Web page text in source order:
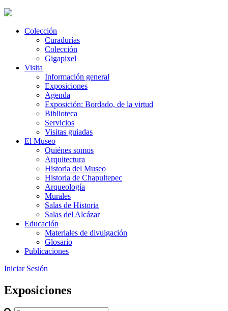
Colección
Curadurías
Colección
Gigapixel
Visita
Información general
Exposiciones
Agenda
Exposición: Bordado, de la virtud
Biblioteca
Servicios
Visitas guiadas
El Museo
Quiénes somos
Arquitectura
Historia del Museo
Historia de Chapultepec
Arqueología
Murales
Salas de Historia
Salas del Alcázar
Educación
Materiales de divulgación
Glosario
Publicaciones
Iniciar Sesión
Exposiciones